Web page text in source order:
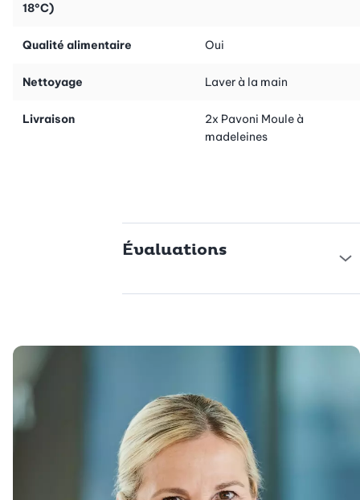
18°C)
Qualité alimentaire Oui
Nettoyage Laver à la main
Livraison
2x Pavoni Moule à
madeleines
Évaluations